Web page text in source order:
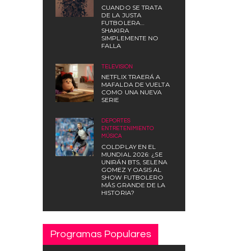
CUANDO SE TRATA
DE LA JUSTA
FUTBOLERA…
SHAKIRA
SIMPLEMENTE NO
FALLA
TELEVISIÓN
NETFLIX TRAERÁ A
MAFALDA DE VUELTA
COMO UNA NUEVA
SERIE
DEPORTES
ENTRETENIMIENTO
MÚSICA
COLDPLAY EN EL
MUNDIAL 2026: ¿SE
UNIRÁN BTS, SELENA
GOMEZ Y OASIS AL
SHOW FUTBOLERO
MÁS GRANDE DE LA
HISTORIA?
Programas Populares